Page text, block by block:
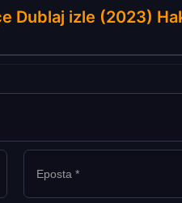
Dublaj izle (2023)